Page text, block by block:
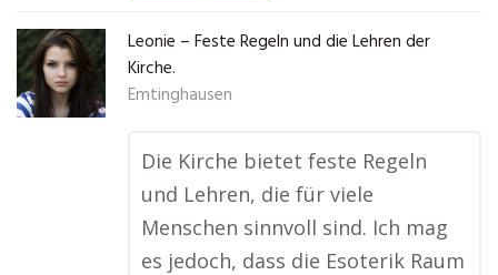
Leonie – Feste Regeln und die Lehren der
Kirche.
Emtinghausen
Die Kirche bietet feste Regeln
und Lehren, die für viele
Menschen sinnvoll sind. Ich mag
es jedoch, dass die Esoterik Raum